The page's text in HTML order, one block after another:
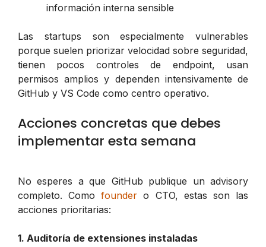
información interna sensible
Las startups son especialmente vulnerables
porque suelen priorizar velocidad sobre seguridad,
tienen pocos controles de endpoint, usan
permisos amplios y dependen intensivamente de
GitHub y VS Code como centro operativo.
Acciones concretas que debes
implementar esta semana
No esperes a que GitHub publique un advisory
completo. Comofounder o CTO, estas son las
acciones prioritarias:
1. Auditoría de extensiones instaladas